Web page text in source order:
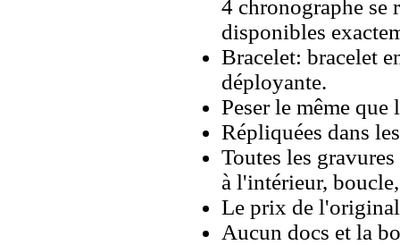
4 chronographe se
disponibles
Bracelet: bracelet
déployante.
Peser le même
Répliquées dans
Toutes les
à l'intérieur,
Le prix de
Aucun docs et la